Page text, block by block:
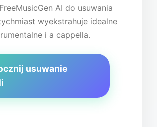
AI do usuwania
wyekstrahuje idealne
i a cappella.
usuwanie